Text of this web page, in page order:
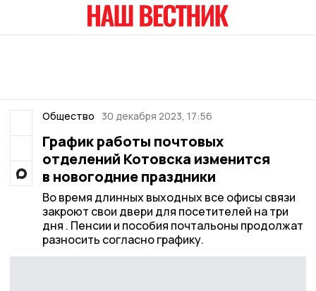
Общество 30 декабря 2023, 17:56
График работы почтовых
отделений Котовска изменится
в новогодние праздники
Во время длинных выходных все офисы связи
закроют свои двери для посетителей на три
дня . Пенсии и пособия почтальоны продолжат
разносить согласно графику.